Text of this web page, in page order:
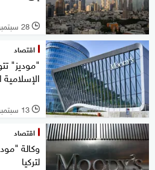
l 28 سبتمبر 2024
اقتصاد
"موديز"
الإسلامية
l 13 سبتمبر 2024
اقتصاد
وكالة
لتركيا